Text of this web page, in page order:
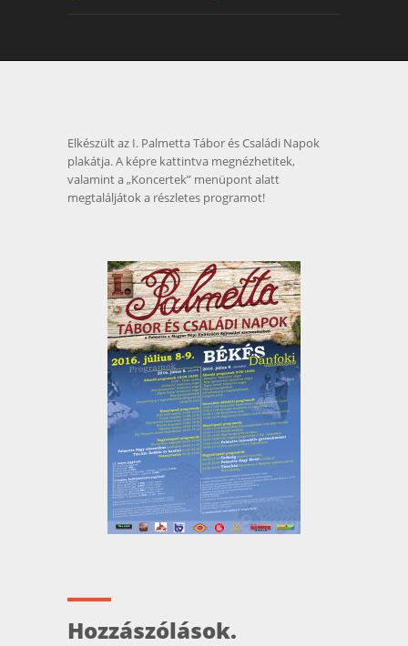
Elkészült az I. Palmetta Tábor és Családi Napok
plakátja. A képre kattintva megnézhetitek,
valamint a „Koncertek” menüpont alatt
megtaláljátok a részletes programot!
Hozzászólások.